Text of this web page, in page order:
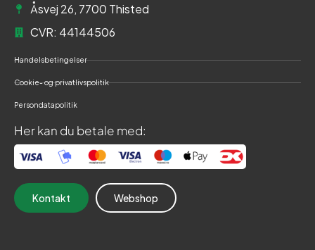
Åsvej 26, 7700 Thisted
CVR: 44144506
Handelsbetingelser
Cookie- og privatlivspolitik
Persondatapolitik
Her kan du betale med:
Kontakt Webshop